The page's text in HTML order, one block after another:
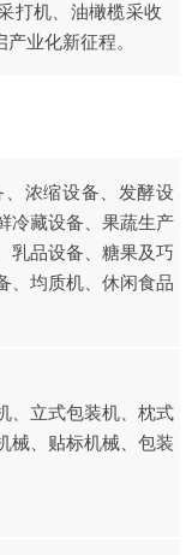
打机、油橄榄采收
业化新征程。
浓缩设备、发酵设
冷藏设备、果蔬生产
乳品设备、糖果及巧
、均质机、休闲食品
、立式包装机、枕式
械、贴标机械、包装